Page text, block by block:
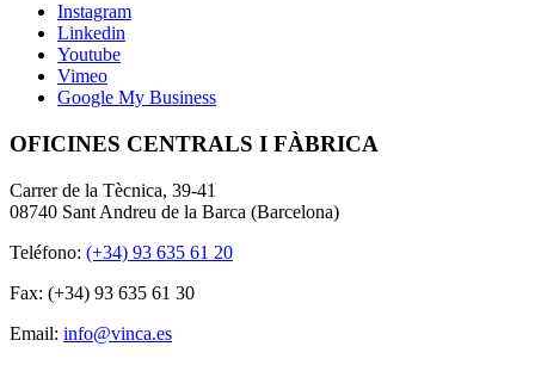
Instagram
Linkedin
Youtube
Vimeo
Google My Business
OFICINES CENTRALS I FÀBRICA
Carrer de la Tècnica, 39-41
08740 Sant Andreu de la Barca (Barcelona)
Teléfono: (+34) 93 635 61 20
Fax: (+34) 93 635 61 30
Email: info@vinca.es